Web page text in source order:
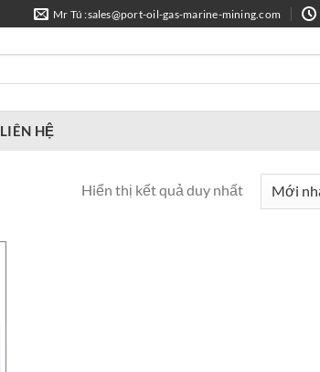
Mr Tú :sales@port-oil-gas-marine-mining.com
LIÊN HỆ
Hiển thị kết quả duy nhất